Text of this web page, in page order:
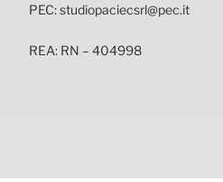
PEC: studiopaciecsrl@pec.it
REA: RN – 404998